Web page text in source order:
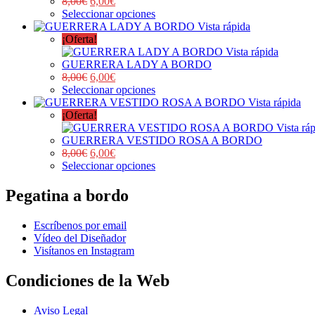
Seleccionar opciones
Vista rápida
¡Oferta!
Vista rápida
GUERRERA LADY A BORDO
8,00€ 6,00€
Seleccionar opciones
Vista rápida
¡Oferta!
Vista
GUERRERA VESTIDO ROSA A BORDO
8,00€ 6,00€
Seleccionar opciones
Pegatina a bordo
Escríbenos por email
Vídeo del Diseñador
Visítanos en Instagram
Condiciones de la Web
Aviso Legal